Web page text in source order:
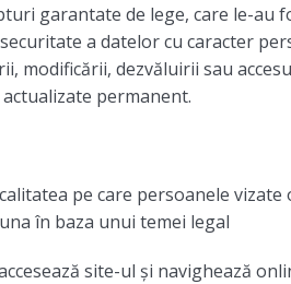
garantate de lege, care le-au
a datelor cu caracter
modificării, dezvăluirii sau
permanent.
pe care persoanele
în baza unui temei legal
site-ul și navighează